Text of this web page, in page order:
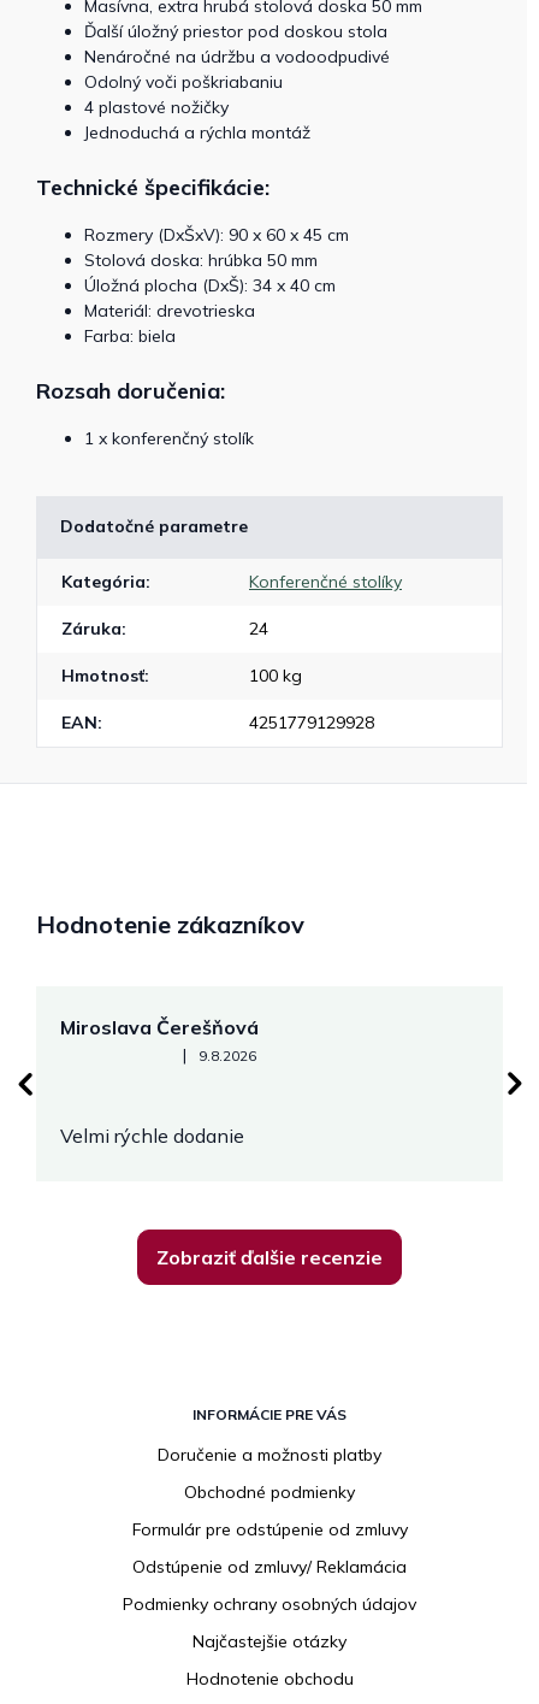
Masívna, extra hrubá stolová doska 50 mm
Ďalší úložný priestor pod doskou stola
Nenáročné na údržbu a vodoodpudivé
Odolný voči poškriabaniu
4 plastové nožičky
Jednoduchá a rýchla montáž
Technické špecifikácie:
Rozmery (DxŠxV): 90 x 60 x 45 cm
Stolová doska: hrúbka 50 mm
Úložná plocha (DxŠ): 34 x 40 cm
Materiál: drevotrieska
Farba: biela
Rozsah doručenia:
1 x konferenčný stolík
Dodatočné parametre
Kategória: Konferenčné stolíky
Záruka: 24
Hmotnosť: 100 kg
EAN: 4251779129928
Hodnotenie zákazníkov
Miroslava Čerešňová
Hodnotenie obchodu je 5 z 5 hviezdičiek.
| 9.8.2026
Velmi rýchle dodanie
Zobraziť ďalšie recenzie
INFORMÁCIE PRE VÁS
Doručenie a možnosti platby
Obchodné podmienky
Formulár pre odstúpenie od zmluvy
Odstúpenie od zmluvy/ Reklamácia
Podmienky ochrany osobných údajov
Najčastejšie otázky
Hodnotenie obchodu